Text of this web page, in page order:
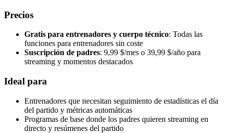
Precios
Gratis para entrenadores y cuerpo técnico: Todas las
funciones para entrenadores sin coste
Suscripción de padres: 9,99 $/mes o 39,99 $/año para
streaming y momentos destacados
Ideal para
Entrenadores que necesitan seguimiento de estadísticas el día
del partido y métricas automáticas
Programas de base donde los padres quieren streaming en
directo y resúmenes del partido